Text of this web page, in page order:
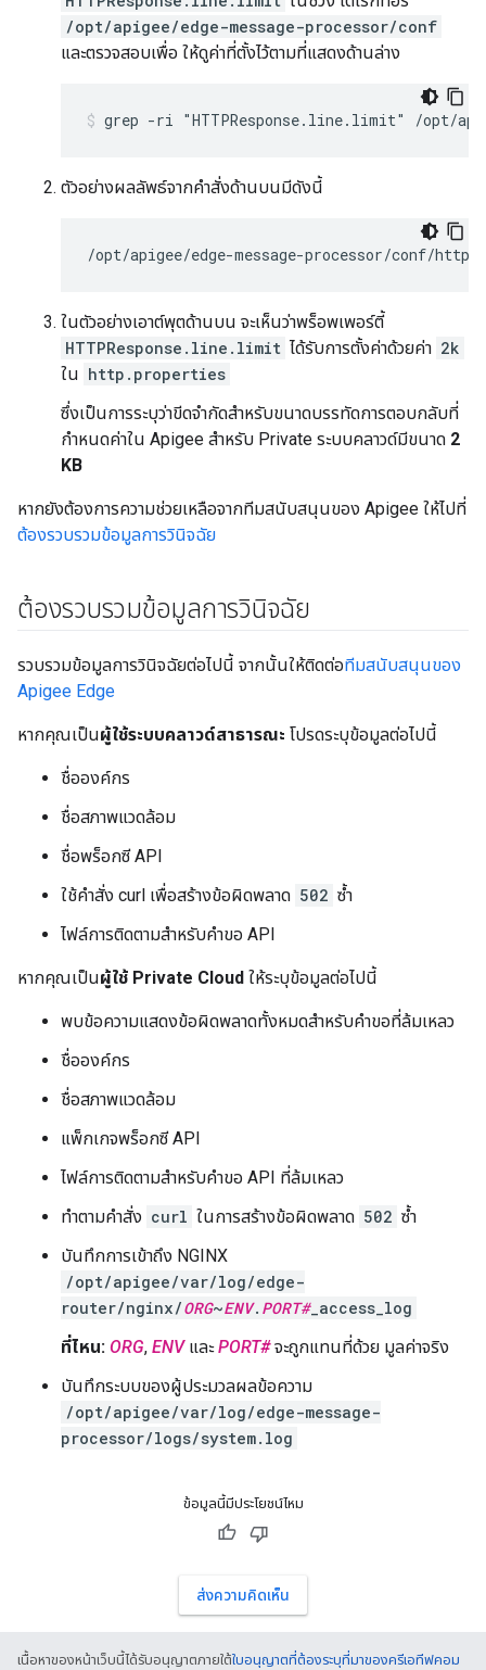
/opt/apigee/edge-message-processor/conf
และตรวจสอบเพื่อ ให้ดูค่าที่ตั้งไว้ตามที่แสดงด้านล่าง
ตัวอย่างผลลัพธ์จากคำสั่งด้านบนมีดังนี้
/opt/apigee/edge-message-processor/conf/
ในตัวอย่างเอาต์พุตด้านบน จะเห็นว่าพร็อพเพอร์ตี้
HTTPResponse.line.limit ได้รับการตั้งค่าด้วยค่า 2k
ใน http.properties
ซึ่งเป็นการระบุว่าขีดจำกัดสำหรับขนาดบรรทัดการตอบกลับที่
กำหนดค่าใน Apigee สำหรับ Private ระบบคลาวด์มีขนาด 2
KB
หากยังต้องการความช่วยเหลือจากทีมสนับสนุนของ Apigee ให้ไปที่
ต้องรวบรวมข้อมูลการวินิจฉัย
ต้องรวบรวมข้อมูลการวินิจฉัย
รวบรวมข้อมูลการวินิจฉัยต่อไปนี้ จากนั้นให้ติดต่อทีมสนับสนุนของ
Apigee Edge
หากคุณเป็นผู้ใช้ระบบคลาวด์สาธารณะ โปรดระบุข้อมูลต่อไปนี้
ชื่อองค์กร
ชื่อสภาพแวดล้อม
ชื่อพร็อกซี API
ใช้คำสั่ง curl เพื่อสร้างข้อผิดพลาด 502 ซ้ำ
ไฟล์การติดตามสำหรับคำขอ API
หากคุณเป็นผู้ใช้ Private Cloud ให้ระบุข้อมูลต่อไปนี้
พบข้อความแสดงข้อผิดพลาดทั้งหมดสำหรับคำขอที่ล้มเหลว
ชื่อองค์กร
ชื่อสภาพแวดล้อม
แพ็กเกจพร็อกซี API
ไฟล์การติดตามสำหรับคำขอ API ที่ล้มเหลว
ทำตามคำสั่ง curl ในการสร้างข้อผิดพลาด 502 ซ้ำ
บันทึกการเข้าถึง NGINX
/opt/apigee/var/log/edge-
router/nginx/ORG~ENV. PORT#_access_log
ที่ไหน: ORG, ENVและPORT#จะถูกแทนที่ด้วย มูลค่าจริง
บันทึกระบบของผู้ประมวลผลข้อความ
/opt/apigee/var/log/edge-message-
processor/logs/system.log
ข้อมูลนี้มีประโยชน์ไหม
ส่งความคิดเห็น
เนื้อหาของหน้าเว็บนี้ได้รับอนุญาตภายใต้ใบอนุญาตที่ต้องระบุที่มาของครีเอทีฟคอม